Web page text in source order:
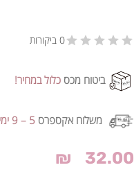
0 ביקורות
ביטוח מכס כלול במחיר!
משלוח אקספרס 5 – 9 ימי עסקים!
₪ 32.00